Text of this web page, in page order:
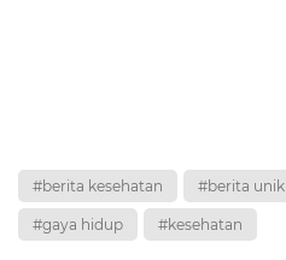
#berita kesehatan #berita unik
#gaya hidup #kesehatan